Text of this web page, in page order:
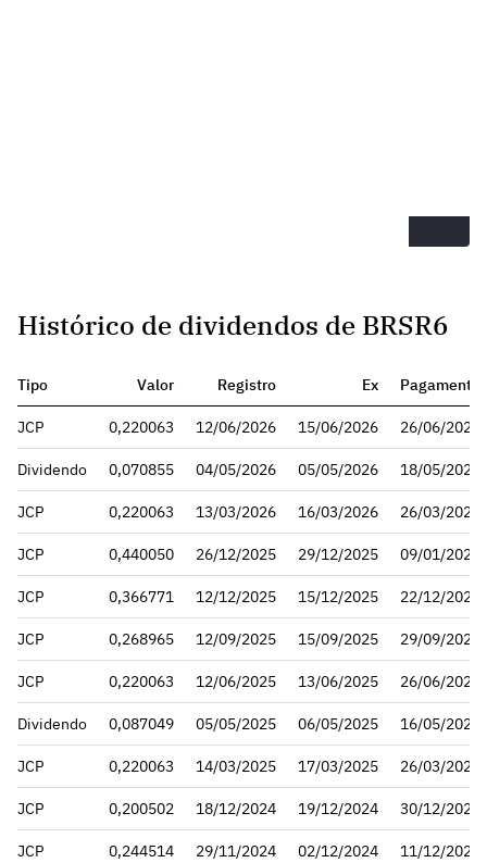
Histórico de dividendos de BRSR6
Tipo Valor Registro Ex Pagamento
JCP 0,220063 12/06/2026 15/06/2026 26/06/2026
Dividendo 0,070855 04/05/2026 05/05/2026 18/05/2026
JCP 0,220063 13/03/2026 16/03/2026 26/03/2026
JCP 0,440050 26/12/2025 29/12/2025 09/01/2026
JCP 0,366771 12/12/2025 15/12/2025 22/12/2025
JCP 0,268965 12/09/2025 15/09/2025 29/09/2025
JCP 0,220063 12/06/2025 13/06/2025 26/06/2025
Dividendo 0,087049 05/05/2025 06/05/2025 16/05/2025
JCP 0,220063 14/03/2025 17/03/2025 26/03/2025
JCP 0,200502 18/12/2024 19/12/2024 30/12/2024
JCP 0,244514 29/11/2024 02/12/2024 11/12/2024